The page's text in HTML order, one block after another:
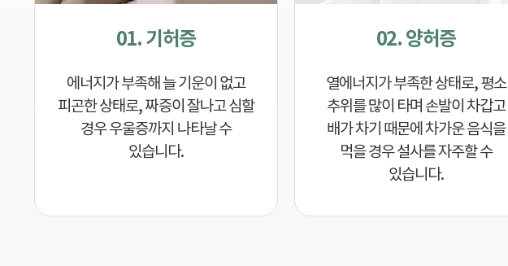
01. 기허증
에너지가 부족해 늘 기운이 없고
피곤한 상태로, 짜증이 잘나고 심할
경우 우울증까지 나타날 수
있습니다.
02. 양허증
열에너지가 부족한 상태로, 평소
추위를 많이 타며 손발이 차갑고
배가 차기 때문에 차가운 음식을
먹을 경우 설사를 자주할 수
있습니다.